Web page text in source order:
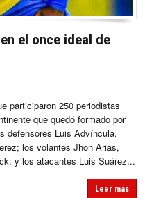
el once ideal de
participaron 250 periodistas
que quedó formado por
defensores Luis Advíncula,
los volantes Jhon Arias,
y los atacantes Luis Suárez...
Leer más